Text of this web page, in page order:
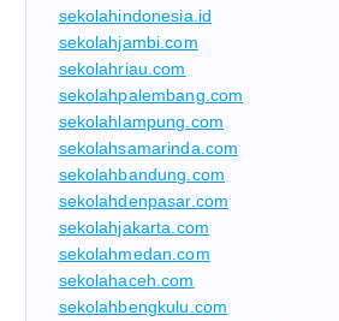
sekolahindonesia.id
sekolahjambi.com
sekolahriau.com
sekolahpalembang.com
sekolahlampung.com
sekolahsamarinda.com
sekolahbandung.com
sekolahdenpasar.com
sekolahjakarta.com
sekolahmedan.com
sekolahaceh.com
sekolahbengkulu.com